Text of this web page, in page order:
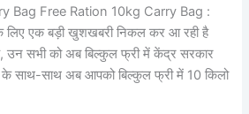
Bag Free Ration 10kg Carry Bag :
लिए एक बड़ी खुशखबरी निकल कर आ रही है
है, उन सभी को अब बिल्कुल फ्री में केंद्र सरकार
के साथ-साथ अब आपको बिल्कुल फ्री में 10 किलो